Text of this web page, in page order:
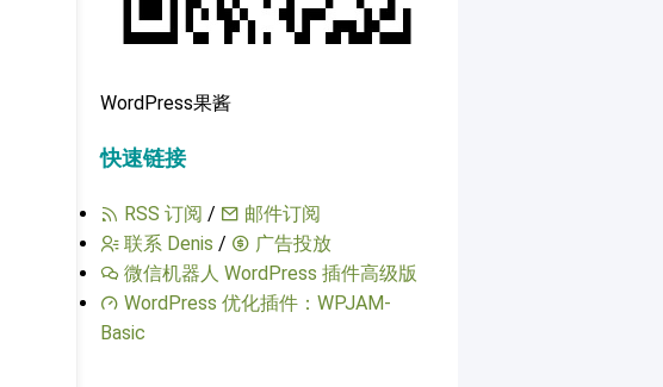
WordPress果酱
快速链接
RSS 订阅 /
邮件订阅
联系 Denis /
广告投放
微信机器人 WordPress 插件高级版
WordPress 优化插件：WPJAM-
Basic